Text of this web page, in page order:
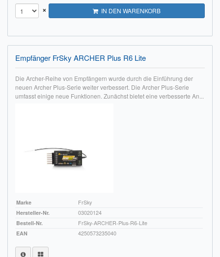
× IN DEN WARENKORB
Empfänger FrSky ARCHER Plus R6 Lite
Die Archer-Reihe von Empfängern wurde durch die Einführung der
neuen Archer Plus-Serie weiter verbessert. Die Archer Plus-Serie
umfasst einige neue Funktionen. Zunächst bietet eine verbesserte An...
Marke
FrSky
Hersteller-Nr.
03020124
Bestell-Nr.
FrSky-ARCHER-Plus-R6-Lite
EAN
4250573235040